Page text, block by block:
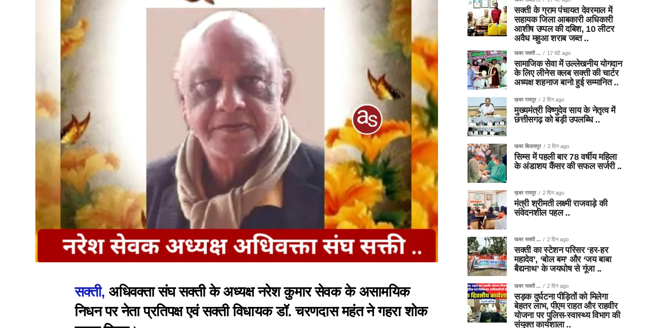
सक्ती, अधिवक्ता संघ सक्ती के अध्यक्ष नरेश कुमार सेवक के असामयिक
निधन पर नेता प्रतिपक्ष एवं सक्ती विधायक डॉ. चरणदास महंत ने गहरा शोक
सक्ती के ग्राम पंचायत देवरमाल में
सहायक जिला आबकारी अधिकारी
आशीष उप्पल की दबिश, 10 लीटर
अवैध महुआ शराब जब्त ..
खबर सक्ती ... 17 घंटे ago
सामाजिक सेवा में उल्लेखनीय योगदान
के लिए लीनेस क्लब सक्ती की चार्टर
अध्यक्ष शहनाज बानो हुई सम्मानित ..
ख़बर रायपुर 2 दिन ago
मुख्यमंत्री विष्णुदेव साय के नेतृत्व में
छत्तीसगढ़ को बड़ी उपलब्धि ..
खबर बिलासपुर 2 दिन ago
सिम्स में पहली बार 78 वर्षीय महिला
के अंडाशय कैंसर की सफल सर्जरी ..
ख़बर रायपुर 2 दिन ago
मंत्री श्रीमती लक्ष्मी राजवाड़े की
संवेदनशील पहल ..
खबर सक्ती ... 2 दिन ago
सक्ती का स्टेशन परिसर ‘हर-हर
महादेव’, ‘बोल बम’ और ‘जय बाबा
बैद्यनाथ’ के जयघोष से गूंजा ..
खबर सक्ती ... 2 दिन ago
सड़क दुर्घटना पीड़ितों को मिलेगा
बेहतर लाभ, पीएम राहत और राहवीर
योजना पर पुलिस-स्वास्थ्य विभाग की
संयुक्त कार्यशाला ..